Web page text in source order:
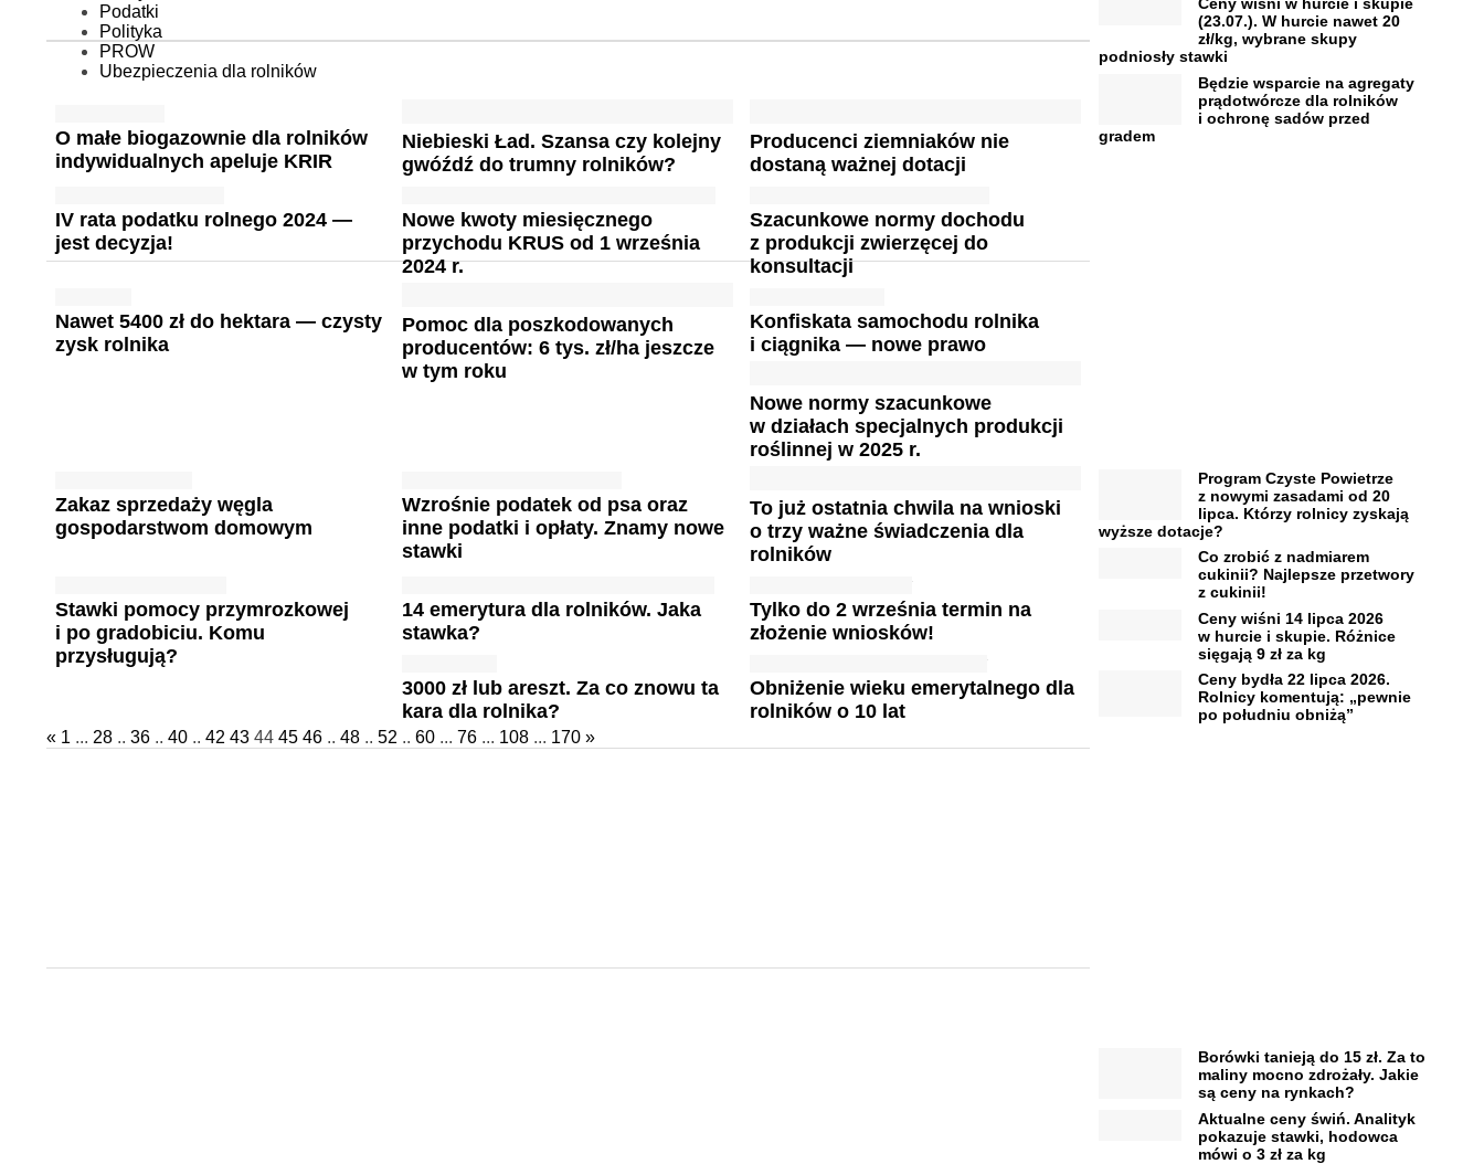
Podatki
Polityka
PROW
Ubezpieczenia dla rolników
O małe biogazownie dla rolników
indywidualnych apeluje KRIR
Niebieski Ład. Szansa czy kolejny
gwóźdź do trumny rolników?
Producenci ziemniaków nie
dostaną ważnej dotacji
IV rata podatku rolnego 2024 —
jest decyzja!
Nowe kwoty miesięcznego
przychodu KRUS od 1 września
2024 r.
Szacunkowe normy dochodu
z produkcji zwierzęcej do
konsultacji
Nawet 5400 zł do hektara — czysty
zysk rolnika
Pomoc dla poszkodowanych
producentów: 6 tys. zł/ha jeszcze
w tym roku
Konfiskata samochodu rolnika
i ciągnika — nowe prawo
Nowe normy szacunkowe
w działach specjalnych produkcji
roślinnej w 2025 r.
Zakaz sprzedaży węgla
gospodarstwom domowym
Wzrośnie podatek od psa oraz
inne podatki i opłaty. Znamy nowe
stawki
To już ostatnia chwila na wnioski
o trzy ważne świadczenia dla
rolników
Stawki pomocy przymrozkowej
i po gradobiciu. Komu
przysługują?
14 emerytura dla rolników. Jaka
stawka?
Tylko do 2 września termin na
złożenie wniosków!
3000 zł lub areszt. Za co znowu ta
kara dla rolnika?
Obniżenie wieku emerytalnego dla
rolników o 10 lat
« 1 ... 28 .. 36 .. 40 .. 42 43 44 45 46 .. 48 .. 52 .. 60 ... 76 ... 108 ... 170 »
(23.07.). W hurcie nawet 20
zł/kg, wybrane skupy
podniosły stawki
Będzie wsparcie na agregaty
prądotwórcze dla rolników
i ochronę sadów przed
gradem
Program Czyste Powietrze
z nowymi zasadami od 20
lipca. Którzy rolnicy zyskają
wyższe dotacje?
Co zrobić z nadmiarem
cukinii? Najlepsze przetwory
z cukinii!
Ceny wiśni 14 lipca 2026
w hurcie i skupie. Różnice
sięgają 9 zł za kg
Ceny bydła 22 lipca 2026.
Rolnicy komentują: „pewnie
po południu obniżą”
Borówki tanieją do 15 zł. Za to
maliny mocno zdrożały. Jakie
są ceny na rynkach?
Aktualne ceny świń. Analityk
pokazuje stawki, hodowca
mówi o 3 zł za kg